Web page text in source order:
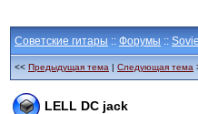
Советские гитары :: Форумы ::
<< Предыдущая тема | Следующая тема
LELL DC jack